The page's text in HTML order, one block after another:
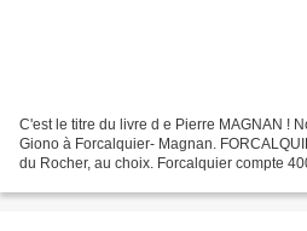
C'est le titre du livre d e Pierre MAGNAN !
Giono à Forcalquier- Magnan.
du Rocher, au choix. Forcalquier compte